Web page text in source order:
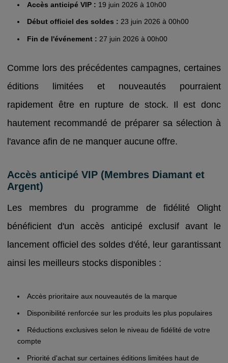
Accès anticipé VIP : 19 juin 2026 à 10h00
Début officiel des soldes : 23 juin 2026 à 00h00
Fin de l'événement : 27 juin 2026 à 00h00
Comme lors des précédentes campagnes, certaines
éditions limitées et nouveautés pourraient
rapidement être en rupture de stock. Il est donc
hautement recommandé de préparer sa sélection à
l'avance afin de ne manquer aucune offre.
Accès anticipé VIP (Membres Diamant et
Argent)
Les membres du programme de fidélité Olight
bénéficient d'un accès anticipé exclusif avant le
lancement officiel des soldes d'été, leur garantissant
ainsi les meilleurs stocks disponibles :
Accès prioritaire aux nouveautés de la marque
Disponibilité renforcée sur les produits les plus populaires
Réductions exclusives selon le niveau de fidélité de votre
compte
Priorité d'achat sur certaines éditions limitées haut de